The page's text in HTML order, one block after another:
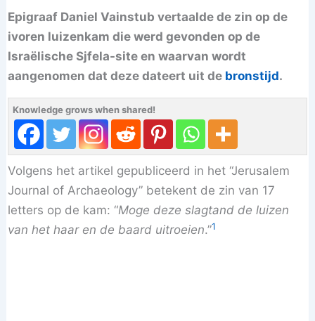
Epigraaf Daniel Vainstub vertaalde de zin op de
ivoren luizenkam die werd gevonden op de
Israëlische Sjfela-site en waarvan wordt
aangenomen dat deze dateert uit de bronstijd.
Knowledge grows when shared!
Volgens het artikel gepubliceerd in het “Jerusalem
Journal of Archaeology” betekent de zin van 17
letters op de kam: “Moge deze slagtand de luizen
van het haar en de baard uitroeien.”1